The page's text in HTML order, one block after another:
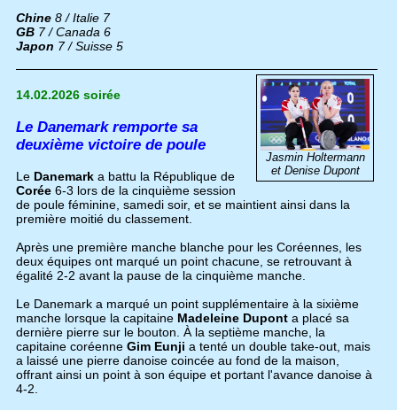
Chine 8 / Italie 7
GB 7 / Canada 6
Japon 7 / Suisse 5
Jasmin Holtermann
et Denise Dupont
14.02.2026 soirée
Le Danemark remporte sa
deuxième victoire de poule
Le Danemark a battu la République de
Corée 6-3 lors de la cinquième session
de poule féminine, samedi soir, et se maintient ainsi dans la
première moitié du classement.
Après une première manche blanche pour les Coréennes, les
deux équipes ont marqué un point chacune, se retrouvant à
égalité 2-2 avant la pause de la cinquième manche.
Le Danemark a marqué un point supplémentaire à la sixième
manche lorsque la capitaine Madeleine Duponta placé sa
dernière pierre sur le bouton. À la septième manche, la
capitaine coréenne Gim Eunji a tenté un double take-out, mais
a laissé une pierre danoise coincée au fond de la maison,
offrant ainsi un point à son équipe et portant l'avance danoise à
4-2.